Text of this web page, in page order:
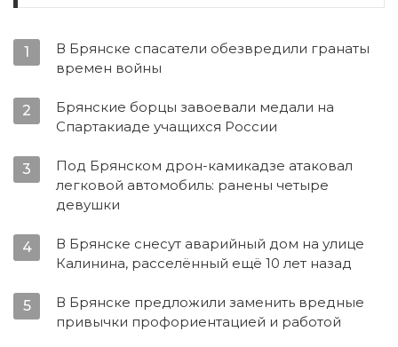
1
В Брянске спасатели обезвредили гранаты
времен войны
2
Брянские борцы завоевали медали на
Спартакиаде учащихся России
3
Под Брянском дрон-камикадзе атаковал
легковой автомобиль: ранены четыре
девушки
4
В Брянске снесут аварийный дом на улице
Калинина, расселённый ещё 10 лет назад
5
В Брянске предложили заменить вредные
привычки профориентацией и работой